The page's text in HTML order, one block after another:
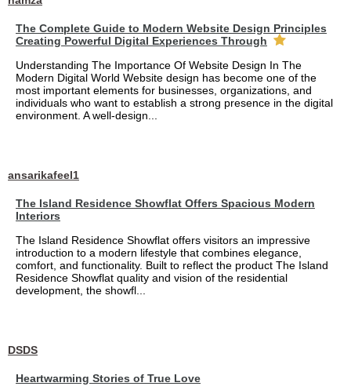
The Complete Guide to Modern Website Design Principles
Creating Powerful Digital Experiences Through
Understanding The Importance Of Website Design In The
Modern Digital World Website design has become one of the
most important elements for businesses, organizations, and
individuals who want to establish a strong presence in the digital
environment. A well-design...
ansarikafeel1
The Island Residence Showflat Offers Spacious Modern
Interiors
The Island Residence Showflat offers visitors an impressive
introduction to a modern lifestyle that combines elegance,
comfort, and functionality. Built to reflect the product The Island
Residence Showflat quality and vision of the residential
development, the showfl...
DSDS
Heartwarming Stories of True Love